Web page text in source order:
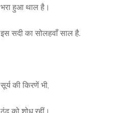
भरा हुआ थाल है।
इस सदी का सोलहवाँ साल है.
सूर्य की किरणें भी,
ठंढ को शोध रहीं।